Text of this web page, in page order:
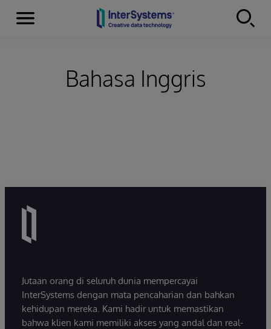
Skip to content
Menu
Bahasa Inggris
Jutaan orang di seluruh dunia mempercayai
InterSystems dengan mata pencaharian dan bahkan
kehidupan mereka. Kami hadir untuk memastikan
bahwa klien kami memiliki akses yang andal dan real-